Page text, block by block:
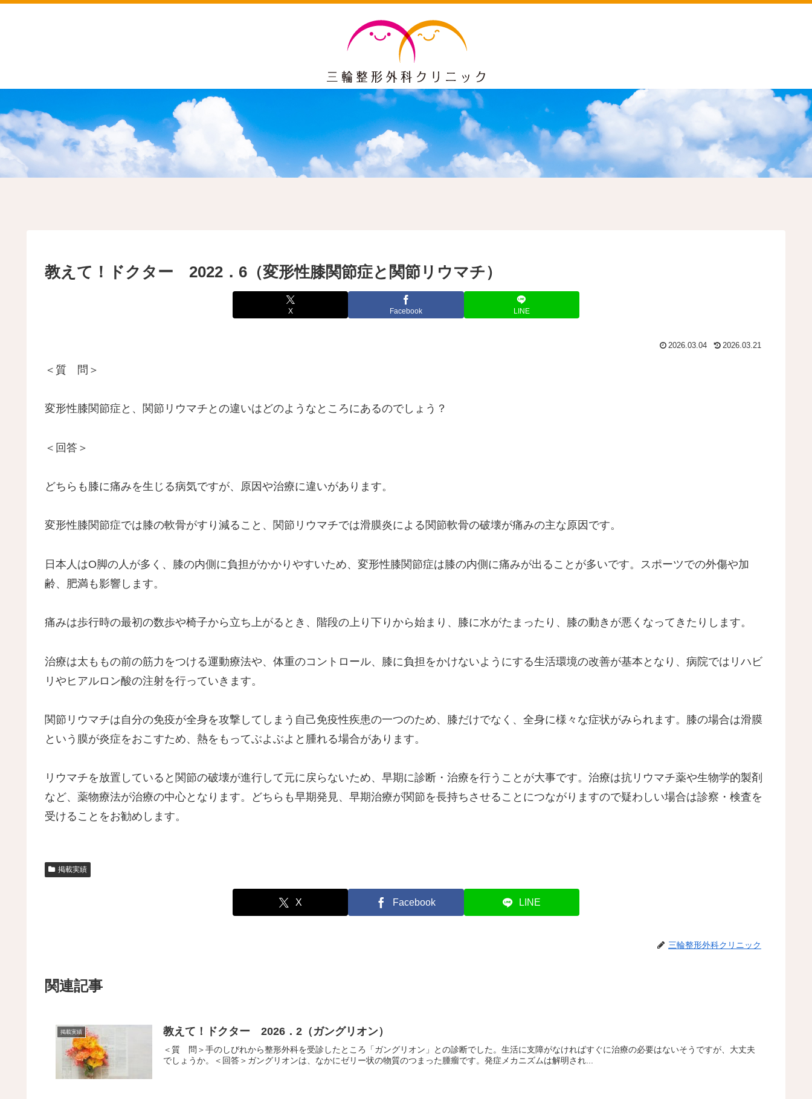
教えて！ドクター 2022．6（変形性膝関節症と関節リウマチ）
X Facebook LINE
2026.03.04 2026.03.21
＜質 問＞
変形性膝関節症と、関節リウマチとの違いはどのようなところにあるのでしょう？
＜回答＞
どちらも膝に痛みを生じる病気ですが、原因や治療に違いがあります。
変形性膝関節症では膝の軟骨がすり減ること、関節リウマチでは滑膜炎による関節軟骨の破壊が痛みの主な原因です。
日本人はO脚の人が多く、膝の内側に負担がかかりやすいため、変形性膝関節症は膝の内側に痛みが出ることが多いです。スポーツでの外傷や加
齢、肥満も影響します。
痛みは歩行時の最初の数歩や椅子から立ち上がるとき、階段の上り下りから始まり、膝に水がたまったり、膝の動きが悪くなってきたりします。
治療は太ももの前の筋力をつける運動療法や、体重のコントロール、膝に負担をかけないようにする生活環境の改善が基本となり、病院ではリハビ
リやヒアルロン酸の注射を行っていきます。
関節リウマチは自分の免疫が全身を攻撃してしまう自己免疫性疾患の一つのため、膝だけでなく、全身に様々な症状がみられます。膝の場合は滑膜
という膜が炎症をおこすため、熱をもってぶよぶよと腫れる場合があります。
リウマチを放置していると関節の破壊が進行して元に戻らないため、早期に診断・治療を行うことが大事です。治療は抗リウマチ薬や生物学的製剤
など、薬物療法が治療の中心となります。どちらも早期発見、早期治療が関節を長持ちさせることにつながりますので疑わしい場合は診察・検査を
受けることをお勧めします。
掲載実績
X Facebook LINE
三輪整形外科クリニック
関連記事
掲載実績 教えて！ドクター 2026．2（ガングリオン）
＜質 問＞手のしびれから整形外科を受診したところ「ガングリオン」との診断でした。生活に支障がなければすぐに治療の必要はないそうですが、大丈夫
でしょうか。＜回答＞ガングリオンは、なかにゼリー状の物質のつまった腫瘤です。発症メカニズムは解明され...